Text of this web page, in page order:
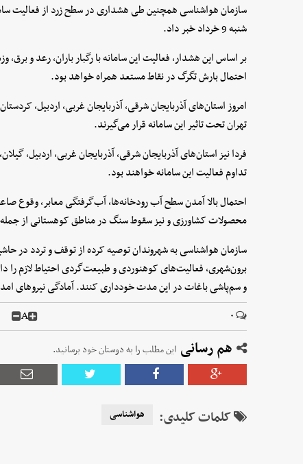
شنبه 9 خرداد خبر داد.
بر اساس این هشدار، فعالیت این سامانه با رگبار باران، رعد و
احتمال بارش تگرگ در نقاط مستعد همراه خواهد بود.
امروز استان‌های آذربایجان شرقی، آذربایجان غربی، اردبیل،
تهران تحت تاثیر این سامانه قرار می‌گیرند.
فردا نیز استان‌های آذربایجان شرقی، آذربایجان غربی، اردبیل،
تداوم فعالیت این سامانه خواهند بود.
احتمال بالا آمدن سطح آب رودخانه‌ها، آب‌گرفتگی معابر، وقوع
محصولات کشاورزی و نیز سقوط سنگ در مناطق کوهستانی از
سازمان هواشناسی به شهروندان توصیه کرده از توقف و تردد در
برون‌شهری، فعالیت‌های کوهنوردی و طبیعت‌گردی احتیاط لازم را
و سم‌پاشی باغات در این مدت خودداری کنند. آمادگی نیروهای
۰ A
هم رسانی این مطلب را به دوستان خود برسانید.
کلمات کلیدی: هواشناسی